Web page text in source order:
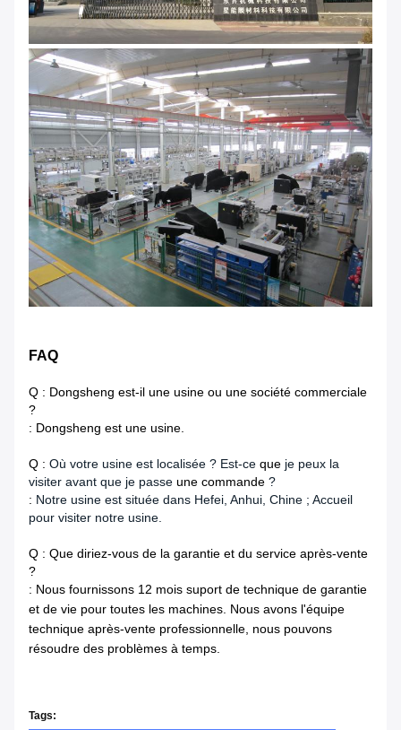
FAQ
Q : Dongsheng est-il une usine ou une société commerciale
?
: Dongsheng est une usine.
Q : Où votre usine est localisée ? Est-ce que je peux la
visiter avant que je passe une commande ?
: Notre usine est située dans Hefei, Anhui, Chine ; Accueil
pour visiter notre usine.
Q : Que diriez-vous de la garantie et du service après-vente
?
: Nous fournissons 12 mois suport de technique de garantie
et de vie pour toutes les machines. Nous avons l'équipe
technique après-vente professionnelle, nous pouvons
résoudre des problèmes à temps.
Tags: